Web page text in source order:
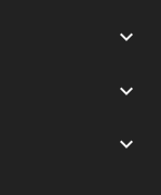


